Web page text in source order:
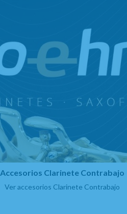
Accesorios Clarinete Contrabajo
Ver accesorios Clarinete Contrabajo